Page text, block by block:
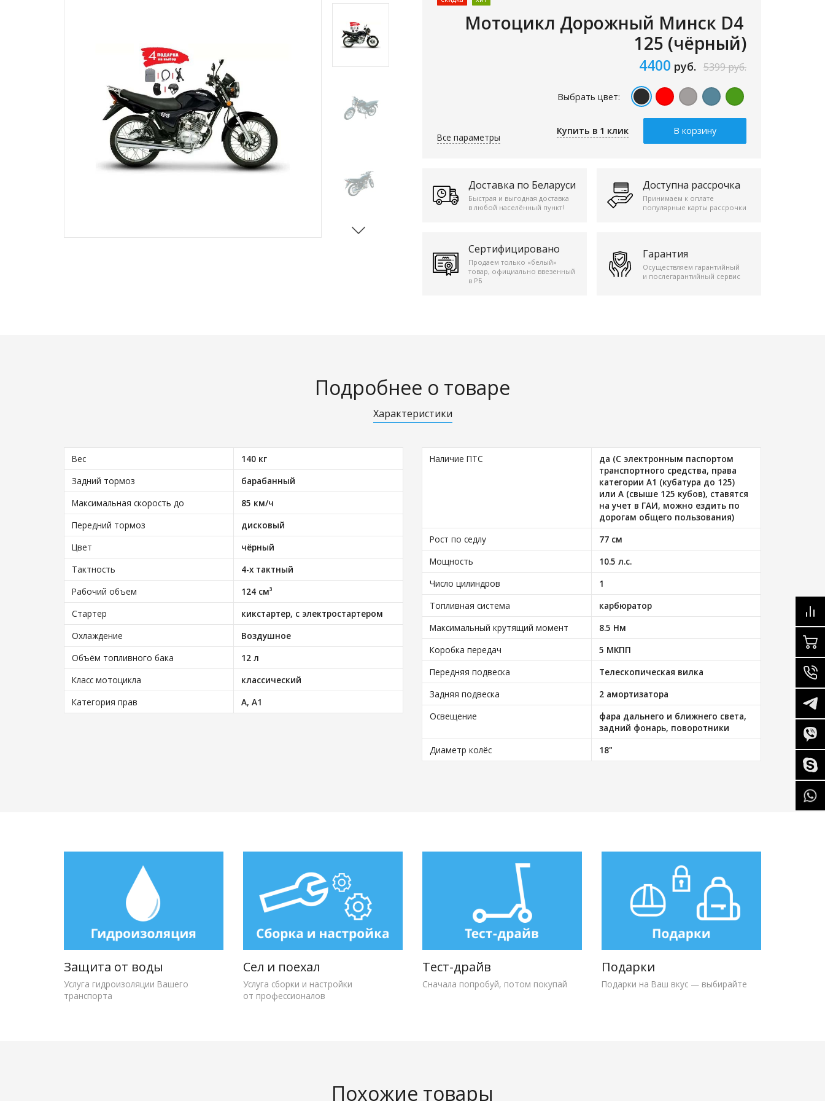
Мотоцикл Дорожный Минск D4
125 (чёрный)
4400 руб. 5399руб.
Все параметры
Выбрать цвет:
Купить в 1 клик В корзину
Доставка по Беларуси
Быстрая и выгодная доставка
в любой населённый пункт!
Доступна рассрочка
Принимаем к оплате
популярные карты рассрочки
Сертифицировано
Продаем только «белый»
товар, официально ввезенный
в РБ
Гарантия
Осуществляем гарантийный
и послегарантийный сервис
Подробнее о товаре
Характеристики
Вес
140 кг
Задний тормоз
барабанный
Максимальная скорость до
85 км/ч
Передний тормоз
дисковый
Цвет
чёрный
Тактность
4-х тактный
Рабочий объем
124 см³
Стартер
кикстартер, с электростартером
Охлаждение
Воздушное
Объём топливного бака
12 л
Класс мотоцикла
классический
Категория прав
А, А1
Наличие ПТС
да (С электронным паспортом
транспортного средства, права
категории A1 (кубатура до 125)
или A (свыше 125 кубов), ставятся
на учет в ГАИ, можно ездить по
дорогам общего пользования)
Рост по седлу
77 см
Мощность
10.5 л.с.
Число цилиндров
1
Топливная система
карбюратор
Максимальный крутящий момент
8.5 Нм
Коробка передач
5 МКПП
Передняя подвеска
Телескопическая вилка
Задняя подвеска
2 амортизатора
Освещение
фара дальнего и ближнего света,
задний фонарь, поворотники
Диаметр колёс
18"
Защита от воды
Услуга гидроизоляции Вашего
транспорта
Сел и поехал
Услуга сборки и настройки
от профессионалов
Тест-драйв
Сначала попробуй, потом покупай
Подарки
Подарки на Ваш вкус — выбирайте
Похожие товары